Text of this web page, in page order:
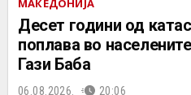
Десет години од
поплава во
Гази Баба
06.08.2026. 20:06